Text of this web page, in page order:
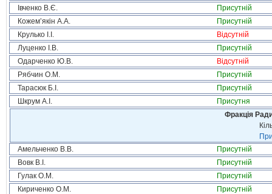
Івченко В.Є.
Присутній
Кожем’якін А.А.
Присутній
Крулько І.І.
Відсутній
Луценко І.В.
Присутній
Одарченко Ю.В.
Відсутній
Рябчин О.М.
Присутній
Тарасюк Б.І.
Присутній
Шкрум А.І.
Присутня
Фракція
Амельченко В.В.
Присутній
Вовк В.І.
Присутній
Гулак О.М.
Присутній
Кириченко О.М.
Присутній